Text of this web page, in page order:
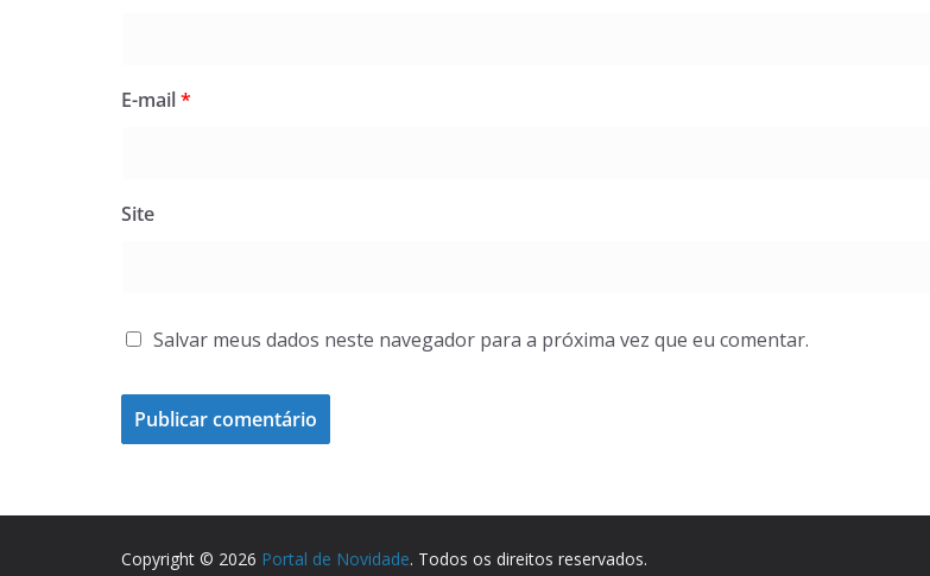
E-mail*
Site
Salvar meus dados neste navegador para a próxima vez que eu comentar.
Copyright © 2026 Portal de Novidade. Todos os direitos reservados.